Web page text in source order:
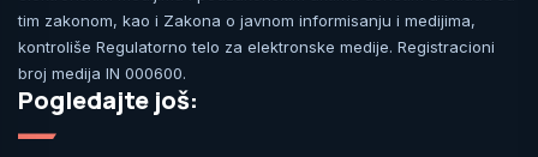
tim zakonom, kao i Zakona o javnom informisanju i medijima,
kontroliše Regulatorno telo za elektronske medije. Registracioni
broj medija IN 000600.
Pogledajte još: